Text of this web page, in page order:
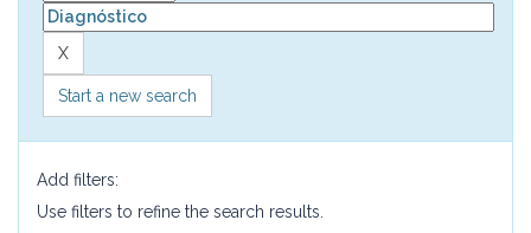
Start a new search
Add filters:
Use filters to refine the search results.